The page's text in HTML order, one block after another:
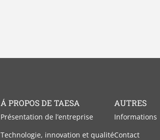
Á PROPOS DE TAESA
Présentation de l’entreprise
Technologie, innovation et qualité
AUTRES
Informations
Contact